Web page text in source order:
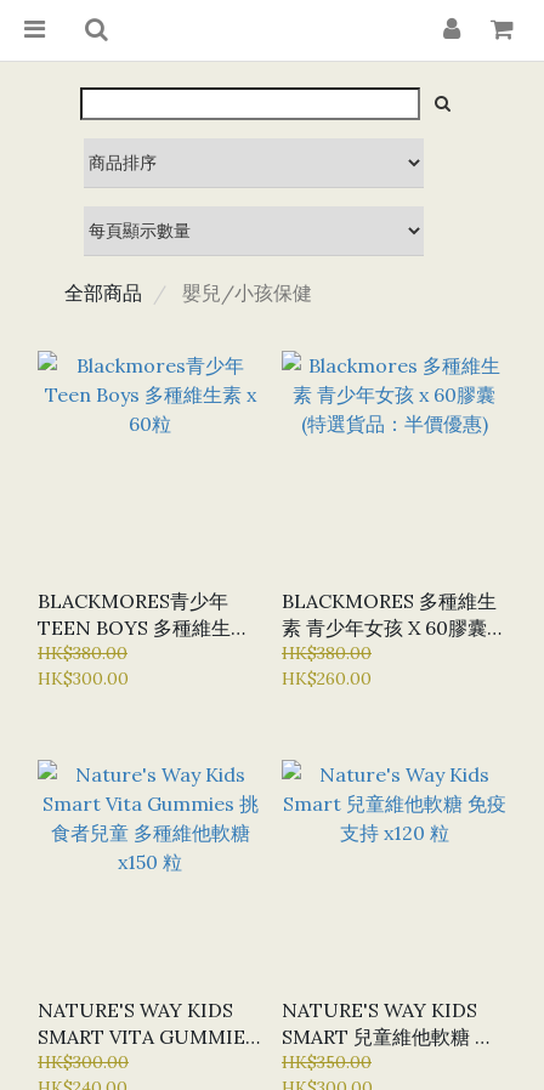
全部商品 嬰兒/小孩保健
BLACKMORES青少年
TEEN BOYS 多種維生素
X 60粒
HK$380.00
HK$300.00
BLACKMORES 多種維生
素 青少年女孩 X 60膠囊
(特選貨品：半價優惠)
HK$380.00
HK$260.00
NATURE'S WAY KIDS
SMART VITA GUMMIES
挑食者兒童 多種維他軟糖
HK$300.00
NATURE'S WAY KIDS
SMART 兒童維他軟糖 免
疫支持 X120 粒
HK$350.00